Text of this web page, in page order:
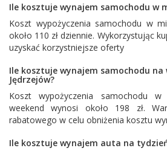
Ile kosztuje wynajem samochodu w
Koszt wypożyczenia samochodu w
około 110 zł dziennie. Wykorzystując
uzyskać korzystniejsze oferty
Ile kosztuje wynajem samochodu na
Jędrzejów?
Koszt wypożyczenia samochodu
weekend wynosi około 198 zł.
rabatowego w celu obniżenia kosztu
Ile kosztuje wynajem auta na